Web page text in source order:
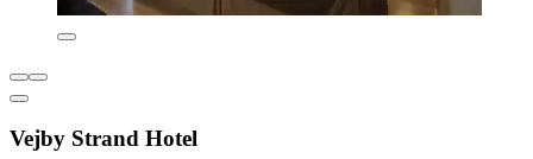
Vejby Strand Hotel